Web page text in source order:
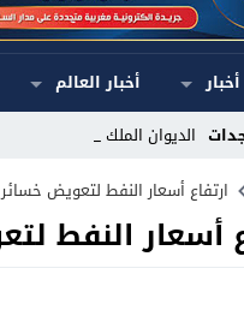
أخبار أخبار العالم
الديوان الملكي ا_
Stop
Previous
ارتفاع أسعار النفط لتعويض
أسعار النفط